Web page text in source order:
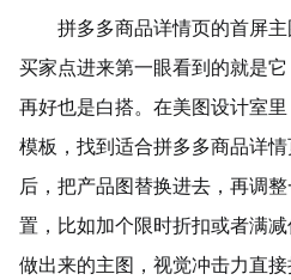
拼多多商品详情页的首屏主
买家点进来第一眼看到的就是
再好也是白搭。在美图设计室
模板，找到适合拼多多商品详
后，把产品图替换进去，再调整
置，比如加个限时折扣或者满减
做出来的主图，视觉冲击力直接